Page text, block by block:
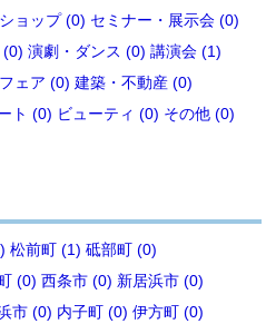
ョップ (0) セミナー・展示会 (0)
(0) 演劇・ダンス (0) 講演会 (1)
ェア (0) 建築・不動産 (0)
ト (0) ビューティ (0) その他 (0)
松前町 (1) 砥部町 (0)
(0) 西条市 (0) 新居浜市 (0)
市 (0) 内子町 (0) 伊方町 (0)